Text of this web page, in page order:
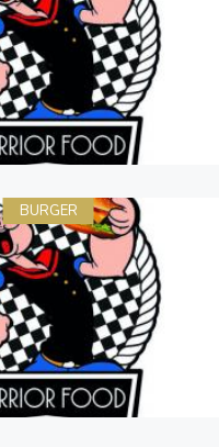
BURGER